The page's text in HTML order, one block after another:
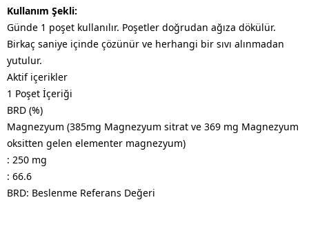
Kullanım Şekli:
Günde 1 poşet kullanılır. Poşetler doğrudan ağıza dökülür.
Birkaç saniye içinde çözünür ve herhangi bir sıvı alınmadan
yutulur. ​
Aktif içerikler
1 Poşet İçeriği
BRD (%)
Magnezyum (385mg Magnezyum sitrat ve 369 mg Magnezyum
oksitten gelen elementer magnezyum)
: 250 mg
: 66.6
BRD: Beslenme Referans Değeri